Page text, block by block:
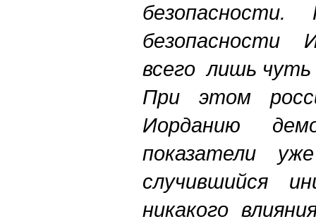
безопасности
всего лишь
При этом
Иорданию
показатели
случившийся
никакого